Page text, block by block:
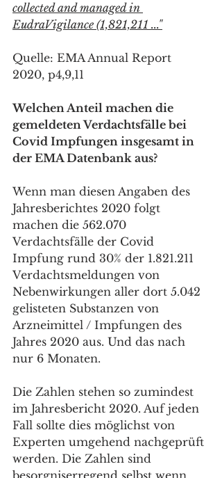
collected and managed in
EudraVigilance (1,821,211 ..."
Quelle: EMA Annual Report
2020, p4,9,11
Welchen Anteil machen die
gemeldeten Verdachtsfälle bei
Covid Impfungen insgesamt in
der EMA Datenbank aus?
Wenn man diesen Angaben des
Jahresberichtes 2020 folgt
machen die 562.070
Verdachtsfälle der Covid
Impfung rund 30% der 1.821.211
Verdachtsmeldungen von
Nebenwirkungen aller dort 5.042
gelisteten Substanzen von
Arzneimittel / Impfungen des
Jahres 2020 aus. Und das nach
nur 6 Monaten.
Die Zahlen stehen so zumindest
im Jahresbericht 2020. Auf jeden
Fall sollte dies möglichst von
Experten umgehend nachgeprüft
werden. Die Zahlen sind